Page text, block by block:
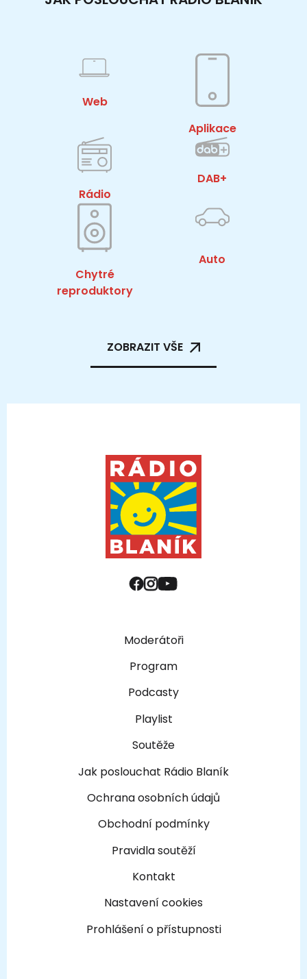
Web
Aplikace
Rádio
DAB+
Chytré
reproduktory
Auto
ZOBRAZIT VŠE
Moderátoři
Program
Podcasty
Playlist
Soutěže
Jak poslouchat Rádio Blaník
Ochrana osobních údajů
Obchodní podmínky
Pravidla soutěží
Kontakt
Nastavení cookies
Prohlášení o přístupnosti